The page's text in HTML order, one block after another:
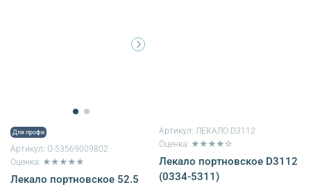
Для профи
Артикул: G-53569009802
Оценка: ★★★★★
Лекало портновское 52.5
Артикул: ЛЕКАЛО.D3112
Оценка: ★★★★☆
Лекало портновское D3112
(0334-5311)